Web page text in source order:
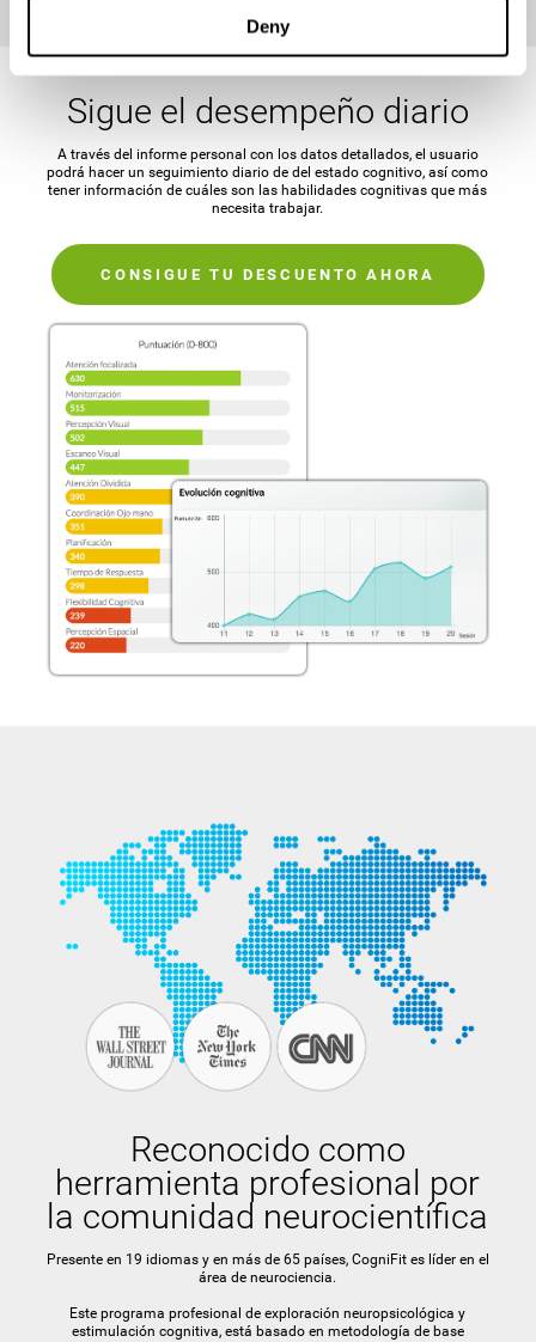
Deny
Sigue el desempeño diario
A través del informe personal con los datos detallados, el usuario
podrá hacer un seguimiento diario de del estado cognitivo, así como
tener información de cuáles son las habilidades cognitivas que más
necesita trabajar.
CONSIGUE TU DESCUENTO AHORA
Reconocido como
herramienta profesional por
la comunidad neurocientífica
Presente en 19 idiomas y en más de 65 países, CogniFit es líder en el
área de neurociencia.
Este programa profesional de exploración neuropsicológica y
estimulación cognitiva, está basado en metodología de base